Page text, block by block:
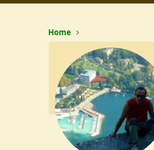
Home